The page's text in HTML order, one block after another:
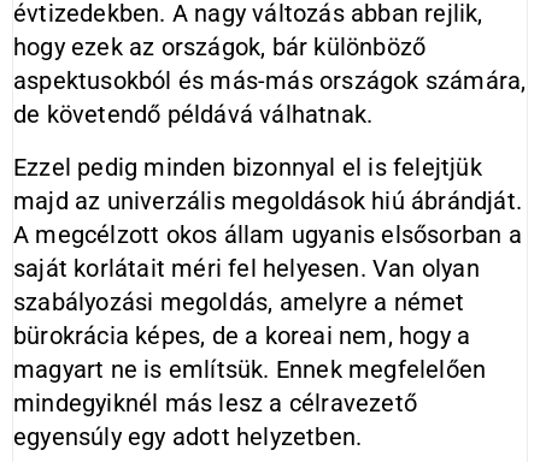
évtizedekben. A nagy változás abban rejlik,
hogy ezek az országok, bár különböző
aspektusokból és más-más országok számára,
de követendő példává válhatnak.
Ezzel pedig minden bizonnyal el is felejtjük
majd az univerzális megoldások hiú ábrándját.
A megcélzott okos állam ugyanis elsősorban a
saját korlátait méri fel helyesen. Van olyan
szabályozási megoldás, amelyre a német
bürokrácia képes, de a koreai nem, hogy a
magyart ne is említsük. Ennek megfelelően
mindegyiknél más lesz a célravezető
egyensúly egy adott helyzetben.